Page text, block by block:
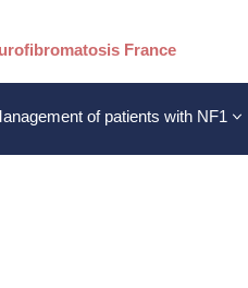
France
of patients with NF1